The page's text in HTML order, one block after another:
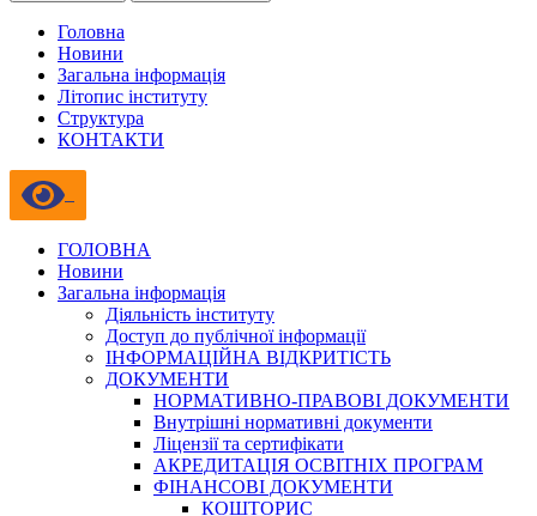
Головна
Новини
Загальна інформація
Літопис інституту
Структура
КОНТАКТИ
ГОЛОВНА
Новини
Загальна інформація
Діяльність інституту
Доступ до публічної інформації
ІНФОРМАЦІЙНА ВІДКРИТІСТЬ
ДОКУМЕНТИ
НОРМАТИВНО-ПРАВОВІ ДОКУМЕНТИ
Внутрішні нормативні документи
Ліцензії та сертифікати
АКРЕДИТАЦІЯ ОСВІТНІХ ПРОГРАМ
ФІНАНСОВІ ДОКУМЕНТИ
КОШТОРИС